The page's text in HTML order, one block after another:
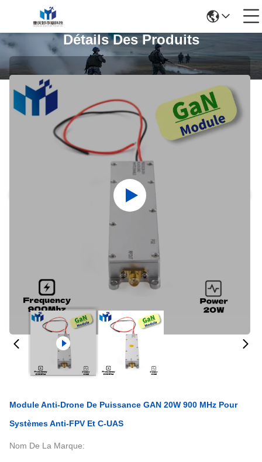
Détails Des Produits
Module Anti-Drone De Puissance GAN 20W 900 MHz Pour
Systèmes Anti-FPV Et C-UAS
Nom De La Marque: